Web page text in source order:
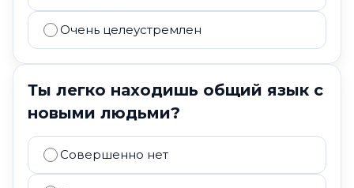
Очень целеустремлен
Ты легко находишь общий язык с
новыми людьми?
Совершенно нет